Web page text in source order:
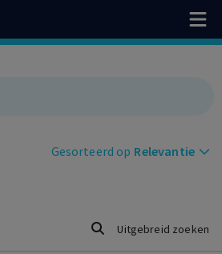
Gesorteerd op Relevantie
Uitgebreid zoeken